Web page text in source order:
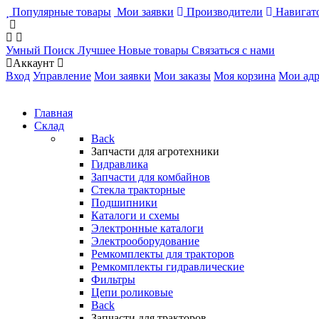
Популярные товары Мои заявки Производители
Умный Поиск Лучшее Новые товары Связаться с нами
Аккаунт
Вход Управление Мои заявки Мои заказы Моя корзина Мои
Главная
Склад
Back
Запчасти для агротехники
Гидравлика
Запчасти для комбайнов
Стекла тракторные
Подшипники
Каталоги и схемы
Электронные каталоги
Электрооборудование
Ремкомплекты для тракторов
Ремкомплекты гидравлические
Фильтры
Цепи роликовые
Back